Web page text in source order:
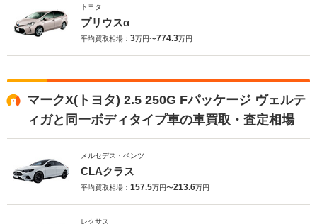
トヨタ
プリウスα
平均買取相場： 3万円〜774.3万円
マークX(トヨタ) 2.5 250G Fパッケージ ヴェルテ
ィガと同一ボディタイプ車の車買取・査定相場
メルセデス・ベンツ
CLAクラス
平均買取相場： 157.5万円〜213.6万円
レクサス